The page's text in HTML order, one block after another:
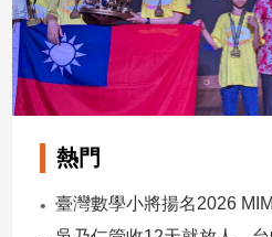
文
創
／
電
影
技/
熱門